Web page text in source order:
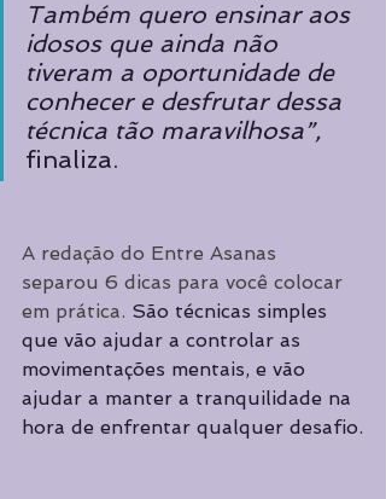
Também quero ensinar aos
idosos que ainda não
tiveram a oportunidade de
conhecer e desfrutar dessa
técnica tão maravilhosa”,
finaliza.
A redação do Entre Asanas
separou 6 dicas para você colocar
em prática. São técnicas simples
que vão ajudar a controlar as
movimentações mentais, e vão
ajudar a manter a tranquilidade na
hora de enfrentar qualquer desafio.